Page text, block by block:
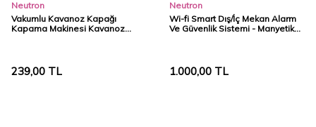
Neutron
Vakumlu Kavanoz Kapağı
Kapama Makinesi Kavanoz
239,00 TL
Neutron
Wi-fi Smart Dış/İç Mekan Alarm
Ve Güvenlik Sistemi - Manyetik
1.000,00 TL